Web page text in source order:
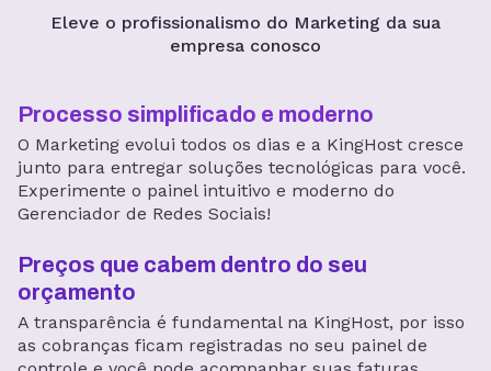
Eleve o profissionalismo do Marketing da sua
empresa conosco
Processo simplificado e moderno
O Marketing evolui todos os dias e a KingHost cresce
junto para entregar soluções tecnológicas para você.
Experimente o painel intuitivo e moderno do
Gerenciador de Redes Sociais!
Preços que cabem dentro do seu
orçamento
A transparência é fundamental na KingHost, por isso
as cobranças ficam registradas no seu painel de